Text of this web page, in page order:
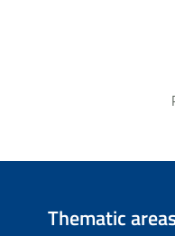
Thematic